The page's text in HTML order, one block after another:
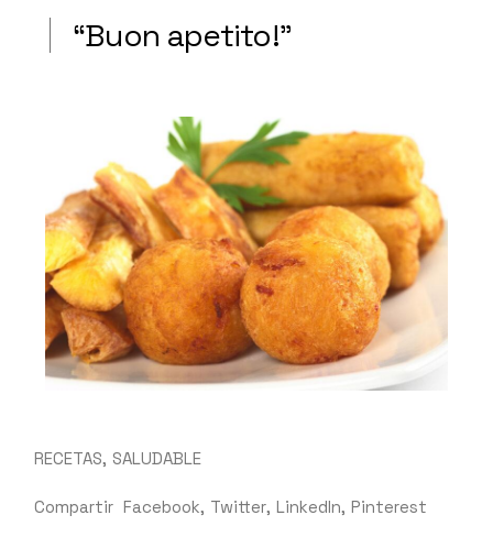
“Buon apetito!”
RECETAS SALUDABLE
Compartir Facebook Twitter LinkedIn Pinterest